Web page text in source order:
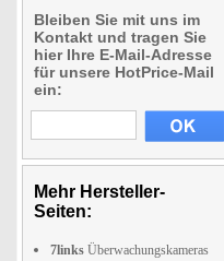
Bleiben Sie mit uns im
Kontakt und tragen Sie
hier Ihre E-Mail-Adresse
für unsere HotPrice-Mail
ein:
Mehr Hersteller-
Seiten:
7links Überwachungskameras